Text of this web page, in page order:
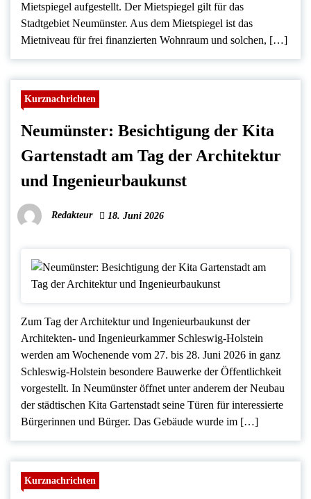
Mietspiegel aufgestellt. Der Mietspiegel gilt für das
Stadtgebiet Neumünster. Aus dem Mietspiegel ist das
Mietniveau für frei finanzierten Wohnraum und solchen, […]
Kurznachrichten
Neumünster: Besichtigung der Kita
Gartenstadt am Tag der Architektur
und Ingenieurbaukunst
Redakteur 18. Juni 2026
Zum Tag der Architektur und Ingenieurbaukunst der
Architekten- und Ingenieurkammer Schleswig-Holstein
werden am Wochenende vom 27. bis 28. Juni 2026 in ganz
Schleswig-Holstein besondere Bauwerke der Öffentlichkeit
vorgestellt. In Neumünster öffnet unter anderem der Neubau
der städtischen Kita Gartenstadt seine Türen für interessierte
Bürgerinnen und Bürger. Das Gebäude wurde im […]
Kurznachrichten